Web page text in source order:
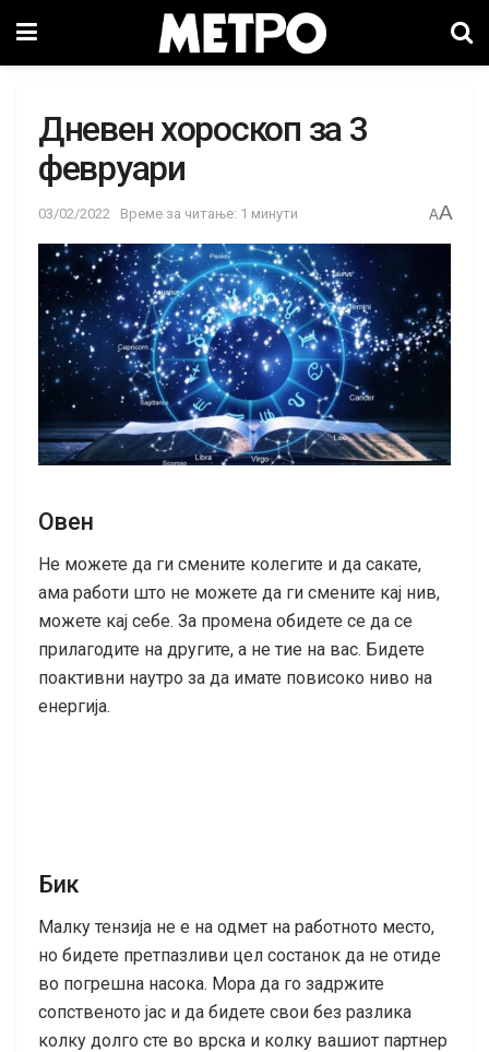
Дневен хороскоп за 3
февруари
03/02/2022 Време за читање: 1 минути AA
Овен
Не можете да ги смените колегите и да сакате,
ама работи што не можете да ги смените кај нив,
можете кај себе. За промена обидете се да се
прилагодите на другите, а не тие на вас. Бидете
поактивни наутро за да имате повисоко ниво на
енергија.
Бик
Малку тензија не е на одмет на работното место,
но бидете претпазливи цел состанок да не отиде
во погрешна насока. Мора да го задржите
сопственото јас и да бидете свои без разлика
колку долго сте во врска и колку вашиот партнер